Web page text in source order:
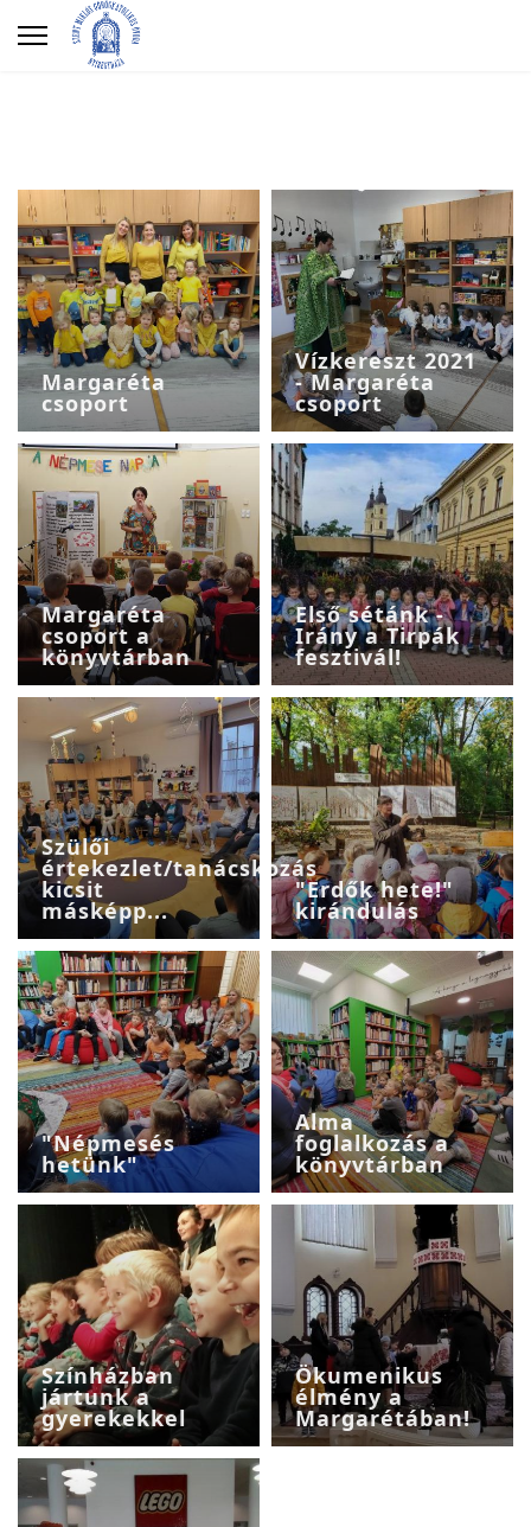
Margaréta
csoport
Vízkereszt 2021
- Margaréta
csoport
Margaréta
csoport a
könyvtárban
Első sétánk -
Irány a Tirpák
fesztivál!
Szülői
értekezlet/tanácskozás
kicsit
másképp...
"Erdők hete!"
kirándulás
"Népmesés
hetünk"
Alma
foglalkozás a
könyvtárban
Színházban
jártunk a
gyerekekkel
Ökumenikus
élmény a
Margarétában!